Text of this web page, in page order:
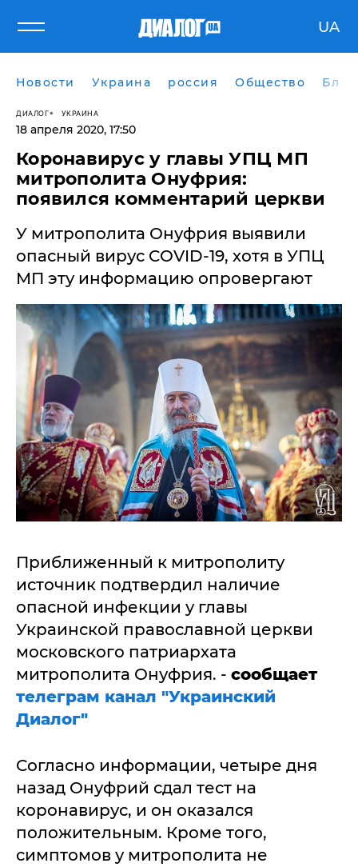
UA
Новости Украина россия Общество
ДИАЛОГ УКРАИНА
18 апреля 2020, 17:50
Коронавирус у главы УПЦ МП
митрополита Онуфрия:
появился комментарий церкви
У митрополита Онуфрия выявили
опасный вирус COVID-19, хотя в УПЦ
МП эту информацию опровергают
Приближенный к митрополиту
источник подтвердил наличие
опасной инфекции у главы
Украинской православной церкви
московского патриархата
митрополита Онуфрия. - сообщает
телеграм канал "Украинский
Диалог"
Согласно информации, четыре дня
назад Онуфрий сдал тест на
коронавирус, и он оказался
положительным. Кроме того,
симптомов у митрополита не